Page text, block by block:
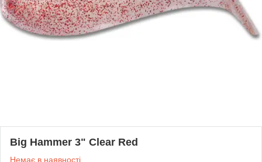
Big Hammer 3" Clear Red
Немає в наявності